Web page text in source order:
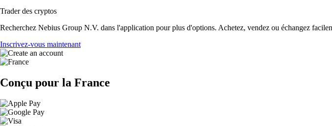
Trader des cryptos
Recherchez Nebius Group N.V. dans l'application pour plus d'options. Achetez, vendez ou échangez
Inscrivez-vous maintenant
Conçu pour la France